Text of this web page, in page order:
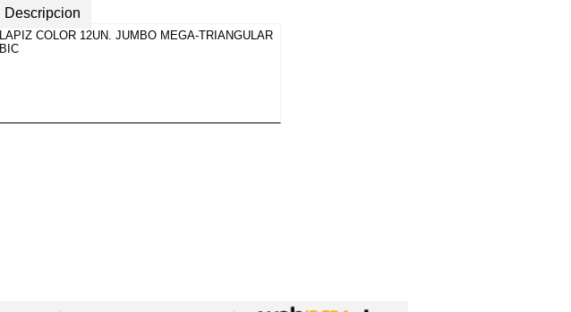
Descripcion
LAPIZ COLOR 12UN. JUMBO MEGA-TRIANGULAR
BIC